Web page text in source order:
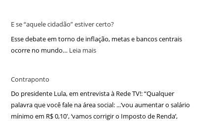
E se “aquele cidadão” estiver certo?
Esse debate em torno de inflação, metas e bancos centrais
ocorre no mundo… Leia mais
Contraponto
Do presidente Lula, em entrevista à Rede TV!: “Qualquer
palavra que você fale na área social: ...‘vou aumentar o salário
mínimo em R$ 0,10′, ‘vamos corrigir o Imposto de Renda’,